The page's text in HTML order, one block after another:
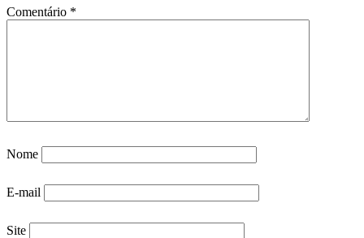
Comentário *
Nome
E-mail
Site